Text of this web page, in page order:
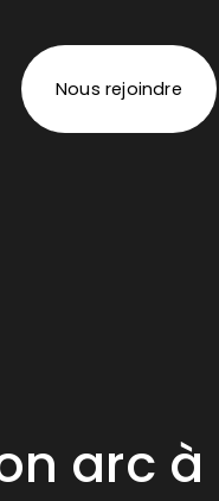
Nous rejoindre
arc à